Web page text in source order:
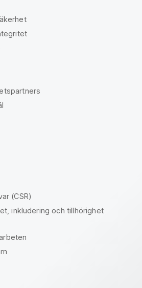
(CSR)
inkludering och tillhörighet